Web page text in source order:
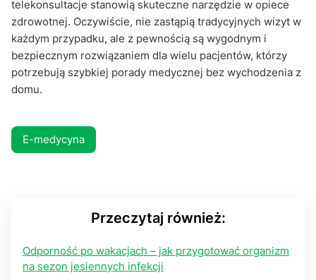
telekonsultacje stanowią skuteczne narzędzie w opiece
zdrowotnej. Oczywiście, nie zastąpią tradycyjnych wizyt w
każdym przypadku, ale z pewnością są wygodnym i
bezpiecznym rozwiązaniem dla wielu pacjentów, którzy
potrzebują szybkiej porady medycznej bez wychodzenia z
domu.
E-medycyna
Przeczytaj również:
Odporność po wakacjach – jak przygotować organizm
na sezon jesiennych infekcji